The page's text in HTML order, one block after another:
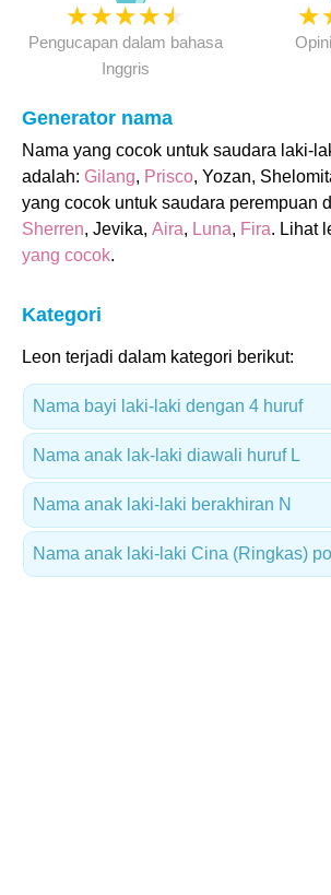
★★★★★
Pengucapan dalam bahasa
Inggris
★
Generator nama
Nama yang cocok untuk saudara laki-
adalah: Gilang, Prisco, Yozan,
yang cocok untuk saudara perempuan
Sherren, Jevika, Aira, Luna, Fira. Lihat
yang cocok.
Kategori
Leon terjadi dalam kategori berikut:
Nama bayi laki-laki dengan 4 huruf
Nama anak lak-laki diawali huruf L
Nama anak laki-laki berakhiran N
Nama anak laki-laki Cina (Ringkas)